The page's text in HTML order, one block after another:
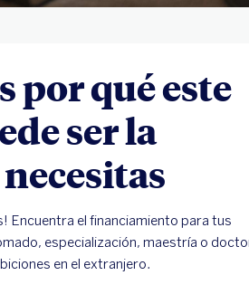
por qué este
ser la
Encuentra el financiamiento para tus
especialización, maestría o
en el extranjero.